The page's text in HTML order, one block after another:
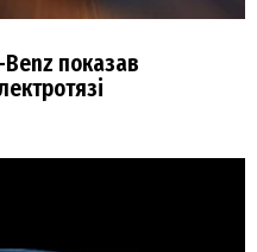
показав